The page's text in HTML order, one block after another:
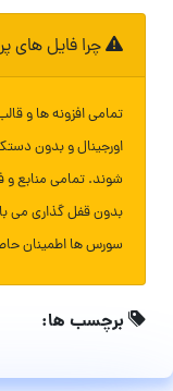
چرا فایل های
تمامی افزونه ها و
اورجینال و بدون
شوند. تمامی منابع و
بدون قفل گذاری می
سورس ها اطمینان
برچسب ها: